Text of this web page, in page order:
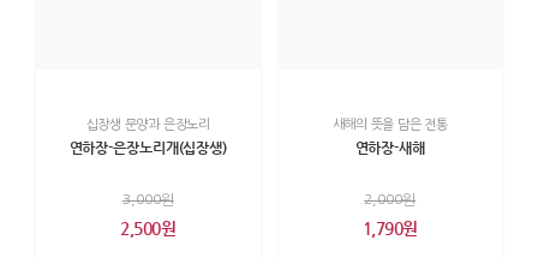
십장생 문양과 은장노리
연하장-은장노리개(십장생)
3,000원
2,500원
새해의 뜻을 담은 전통
연하장-새해
2,000원
1,790원